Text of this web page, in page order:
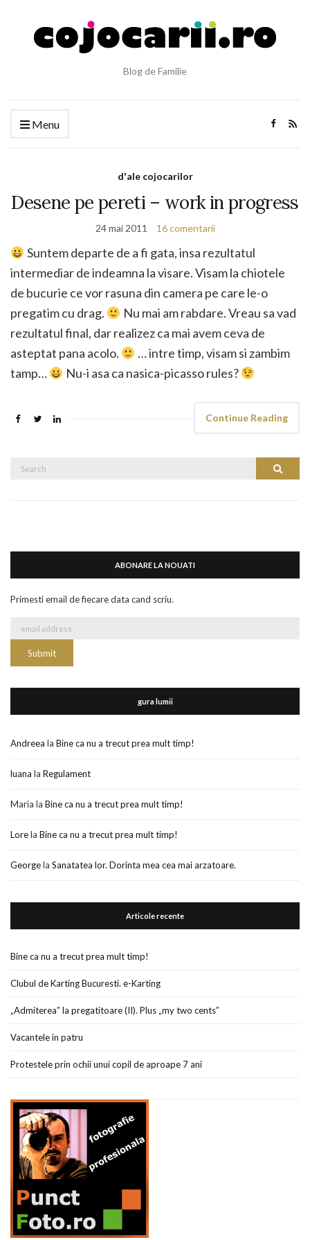
Blog de Familie
Menu
d'ale cojocarilor
Desene pe pereti – work in progress
24 mai 2011 16 comentarii
Suntem departe de a fi gata, insa rezultatul
intermediar de indeamna la visare. Visam la chiotele
de bucurie ce vor rasuna din camera pe care le-o
pregatim cu drag.
Nu mai am rabdare. Vreau sa vad
rezultatul final, dar realizez ca mai avem ceva de
asteptat pana acolo.
… intre timp, visam si zambim
tamp…
Nu-i asa ca nasica-picasso rules?
Continue Reading
Search
ABONARE LA NOUATI
Primesti email de fiecare data cand scriu.
gura lumii
Andreea la Bine ca nu a trecut prea mult timp!
luana la Regulament
Maria la Bine ca nu a trecut prea mult timp!
Lorela Bine ca nu a trecut prea mult timp!
Georgela Sanatatea lor. Dorinta mea cea mai arzatoare.
Articole recente
Bine ca nu a trecut prea mult timp!
Clubul de Karting Bucuresti. e-Karting
„Admiterea” la pregatitoare (II). Plus „my two cents”
Vacantele in patru
Protestele prin ochii unui copil de aproape 7 ani